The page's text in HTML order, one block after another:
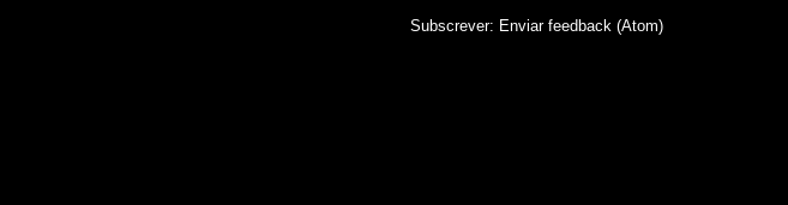
Subscrever: Enviar feedback (Atom)